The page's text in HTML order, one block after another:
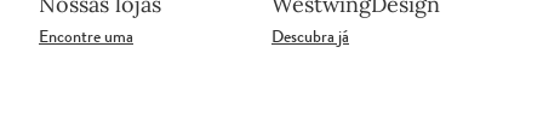
Encontre uma Descubra já